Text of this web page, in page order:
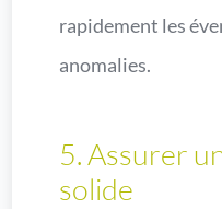
rapidement les
anomalies.
5. Assurer
solide